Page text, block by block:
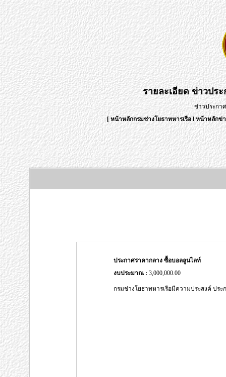
รายละเอียดข่าวปร
ข่าวประกา
[หน้าหลักกรมช่างโยธาทหารเรือlหน้าหลักข่
ประกาศราคากลาง ซื้อบอลลูนไลท์
งบประมาณ : 3,000,000.00
กรมช่างโยธาทหารเรือมีความประสงค์ ปร